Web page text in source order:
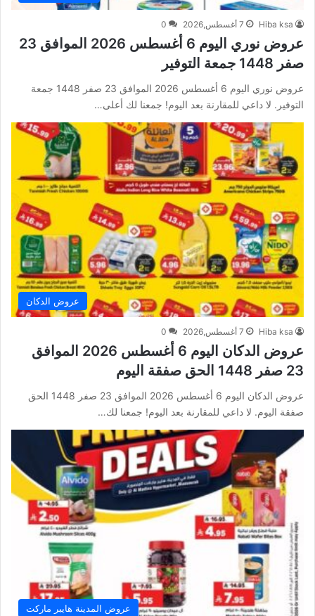
Hiba ksa 7 أغسطس,2026 0
عروض نوري اليوم 6 أغسطس 2026 الموافق 23
صفر 1448 جمعة التوفير
عروض نوري اليوم 6 أغسطس 2026 الموافق 23 صفر 1448 جمعة
التوفير. لا داعي للمقارنة بعد اليوم! جمعنا لك أعلى…
عروض الدكان
Hiba ksa 7 أغسطس,2026 0
عروض الدكان اليوم 6 أغسطس 2026 الموافق
23 صفر 1448 الحق صفقة اليوم
عروض الدكان اليوم 6 أغسطس 2026 الموافق 23 صفر 1448 الحق
صفقة اليوم. لا داعي للمقارنة بعد اليوم! جمعنا لك…
عروض المدينة هايبر ماركت